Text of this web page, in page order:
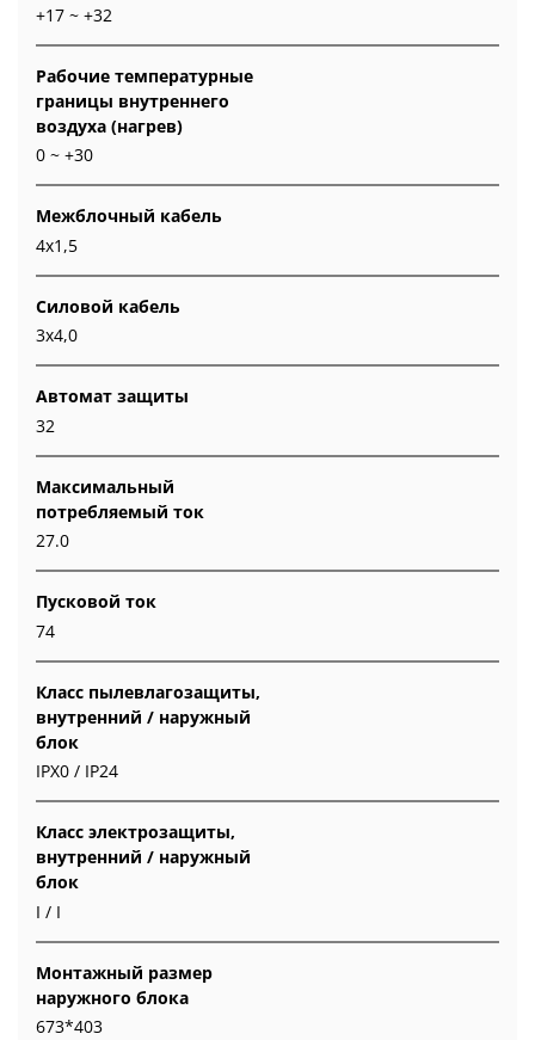
+17 ~ +32
Рабочие температурные
границы внутреннего
воздуха (нагрев)
0 ~ +30
Межблочный кабель
4x1,5
Силовой кабель
3x4,0
Автомат защиты
32
Максимальный
потребляемый ток
27.0
Пусковой ток
74
Класс пылевлагозащиты,
внутренний / наружный
блок
IPX0 / IP24
Класс электрозащиты,
внутренний / наружный
блок
I / I
Монтажный размер
наружного блока
673*403